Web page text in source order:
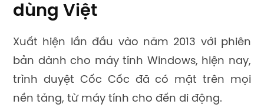
dùng Việt
Xuất hiện lần đầu vào năm 2013 với phiên
bản dành cho máy tính Windows, hiện nay,
trình duyệt Cốc Cốc đã có mặt trên mọi
nền tảng, từ máy tính cho đến di động.